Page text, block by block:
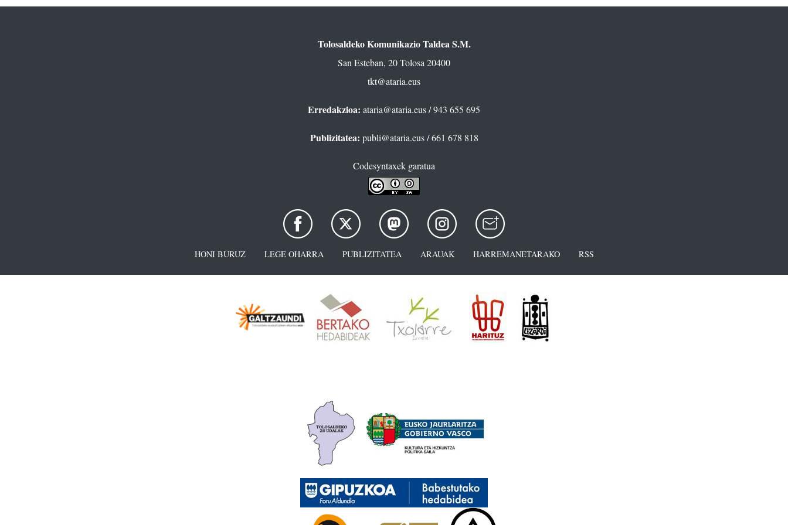
Tolosaldeko Komunikazio Taldea S.M.
San Esteban, 20 Tolosa 20400
tkt@ataria.eus
Erredakzioa: ataria@ataria.eus/ 943 655 695
Publizitatea: publi@ataria.eus/ 661 678 818
Codesyntaxek garatua
HONI BURUZ LEGE OHARRA PUBLIZITATEA ARAUAK HARREMANETARAKO RSS